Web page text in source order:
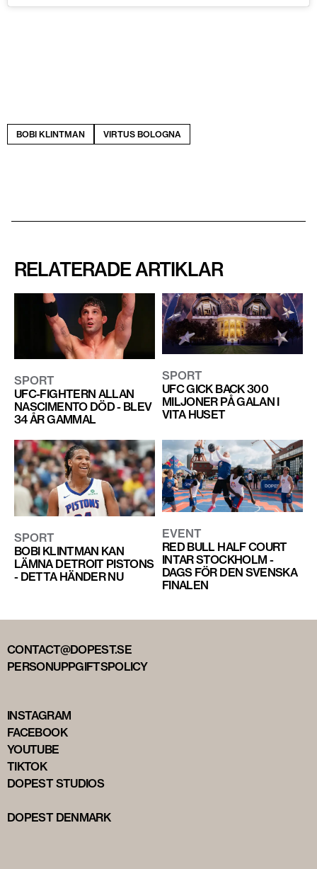
BOBI KLINTMAN VIRTUS BOLOGNA
RELATERADE ARTIKLAR
SPORT
UFC-FIGHTERN ALLAN
NASCIMENTO DÖD - BLEV
34 ÅR GAMMAL
SPORT
UFC GICK BACK 300
MILJONER PÅ GALAN I
VITA HUSET
SPORT
BOBI KLINTMAN KAN
LÄMNA DETROIT PISTONS
- DETTA HÄNDER NU
EVENT
RED BULL HALF COURT
INTAR STOCKHOLM -
DAGS FÖR DEN SVENSKA
FINALEN
CONTACT@DOPEST.SE
PERSONUPPGIFTSPOLICY
INSTAGRAM
FACEBOOK
YOUTUBE
TIKTOK
DOPEST STUDIOS
DOPEST DENMARK